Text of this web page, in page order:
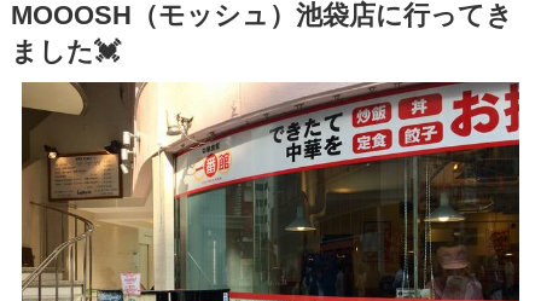
MOOOSH（モッシュ）池袋店に行ってき
ました💓